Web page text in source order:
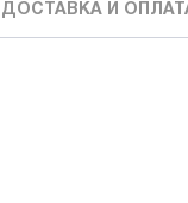
ДОСТАВКА И